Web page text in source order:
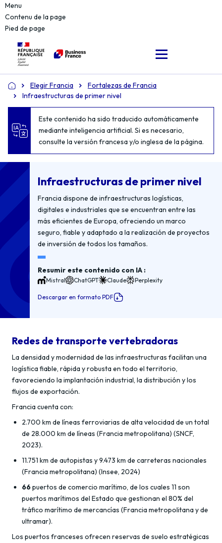
Menu
Contenu de la page
Pied de page
Accueil Elegir Francia
Fortalezas de Francia
Infraestructuras de primer nivel
Este contenido ha sido traducido automáticamente
mediante inteligencia artificial. Si es necesario,
consulte la versión francesa y/o inglesa de la página.
Infraestructuras de primer nivel
Francia dispone de infraestructuras logísticas,
digitales e industriales que se encuentran entre las
más eficientes de Europa, ofreciendo un marco
seguro, fiable y adaptado a la realización de proyectos
de inversión de todos los tamaños.
Resumir este contenido con IA :
Mistral ChatGPT Claude Perplexity
Descargar en formato PDF
Redes de transporte vertebradoras
La densidad y modernidad de las infraestructuras facilitan una
logística fiable, rápida y robusta en todo el territorio,
favoreciendo la implantación industrial, la distribución y los
flujos de exportación.
Francia cuenta con:
2.700 km de líneas ferroviarias de alta velocidad de un total
de 28.000 km de líneas (Francia metropolitana) (SNCF,
2023).
11.751 km de autopistas y 9.473 km de carreteras nacionales
(Francia metropolitana) (Insee, 2024)
66puertos de comercio marítimo, de los cuales 11 son
puertos marítimos del Estado que gestionan el 80% del
tráfico marítimo de mercancías (Francia metropolitana y de
ultramar).
Los puertos franceses ofrecen reservas de suelo estratégicas